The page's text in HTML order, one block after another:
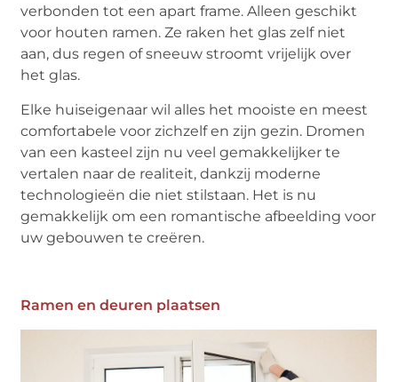
verbonden tot een apart frame. Alleen geschikt
voor houten ramen. Ze raken het glas zelf niet
aan, dus regen of sneeuw stroomt vrijelijk over
het glas.
Elke huiseigenaar wil alles het mooiste en meest
comfortabele voor zichzelf en zijn gezin. Dromen
van een kasteel zijn nu veel gemakkelijker te
vertalen naar de realiteit, dankzij moderne
technologieën die niet stilstaan. Het is nu
gemakkelijk om een ​​romantische afbeelding voor
uw gebouwen te creëren.
Ramen en deuren plaatsen